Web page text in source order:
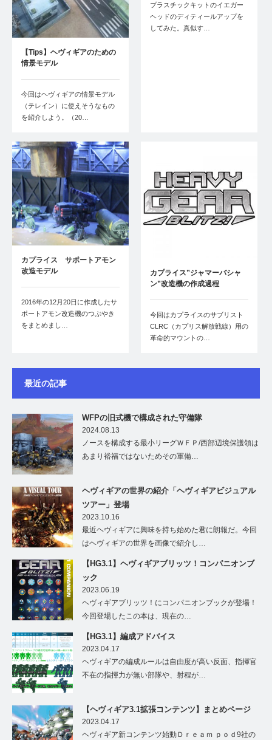
【Tips】ヘヴィギアのための
情景モデル
今回はヘヴィギアの情景モデル
（テレイン）に使えそうなもの
を紹介しよう。（20…
プラスチックキットのイエガー
ヘッドのディティールアップを
してみた。真似す…
カプライス サポートアモン
改造モデル
2016年の12月20日に作成したサ
ポートアモン改造機のつぶやき
をまとめまし…
カプライス”ジャマーバシャ
ン”改造機の作成過程
今回はカプライスのサブリスト
CLRC（カプリス解放戦線）用の
革命的マウントの…
最近の記事
WFPの旧式機で構成された守備隊
2024.08.13
ノースを構成する最小リーグＷＦＰ/西部辺境保護領は
あまり裕福ではないためその軍備…
ヘヴィギアの世界の紹介「ヘヴィギアビジュアル
ツアー」登場
2023.10.16
最近ヘヴィギアに興味を持ち始めた君に朗報だ。今回
はヘヴィギアの世界を画像で紹介し…
【HG3.1】ヘヴィギアブリッツ！コンパニオンブ
ック
2023.06.19
ヘヴィギアブリッツ！にコンパニオンブックが登場！
今回登場したこの本は、現在の…
【HG3.1】編成アドバイス
2023.04.17
ヘヴィギアの編成ルールは自由度が高い反面、指揮官
不在の指揮力が無い部隊や、射程が…
【ヘヴィギア3.1拡張コンテンツ】まとめページ
2023.04.17
ヘヴィギア新コンテンツ始動Ｄｒｅａｍ ｐｏｄ9社の